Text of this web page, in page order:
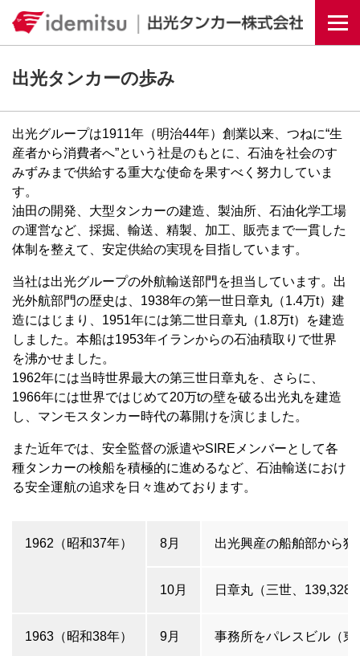
出光タンカーの歩み
出光グループは1911年（明治44年）創業以来、つねに“生
産者から消費者へ”という社是のもとに、石油を社会のす
みずみまで供給する重大な使命を果すべく努力していま
す。
油田の開発、大型タンカーの建造、製油所、石油化学工場
の運営など、採掘、輸送、精製、加工、販売まで一貫した
体制を整えて、安定供給の実現を目指しています。
当社は出光グループの外航輸送部門を担当しています。出
光外航部門の歴史は、1938年の第一世日章丸（1.4万t）建
造にはじまり、1951年には第二世日章丸（1.8万t）を建造
しました。本船は1953年イランからの石油積取りで世界
を沸かせました。
1962年には当時世界最大の第三世日章丸を、さらに、
1966年には世界ではじめて20万tの壁を破る出光丸を建造
し、マンモスタンカー時代の幕開けを演じました。
また近年では、安全監督の派遣やSIREメンバーとして各
種タンカーの検船を積極的に進めるなど、石油輸送におけ
る安全運航の追求を日々進めております。
1962（昭和37年） 8月 出光興産の船舶部から
10月 日章丸（三世、139,328
1963（昭和38年） 9月 事務所をパレスビル（